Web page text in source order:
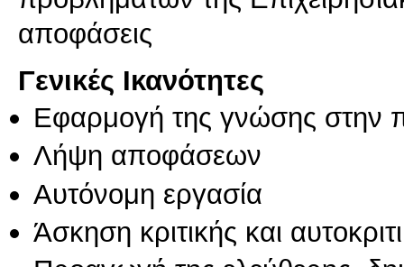
αποφάσεις
Γενικές Ικανότητες
Εφαρμογή της γνώσης στην
Λήψη αποφάσεων
Αυτόνομη εργασία
Άσκηση κριτικής και